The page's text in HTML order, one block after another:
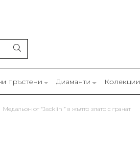
пръстени Диаманти Колекции
Медальон от “Jacklin ” в жълто злато с гранат